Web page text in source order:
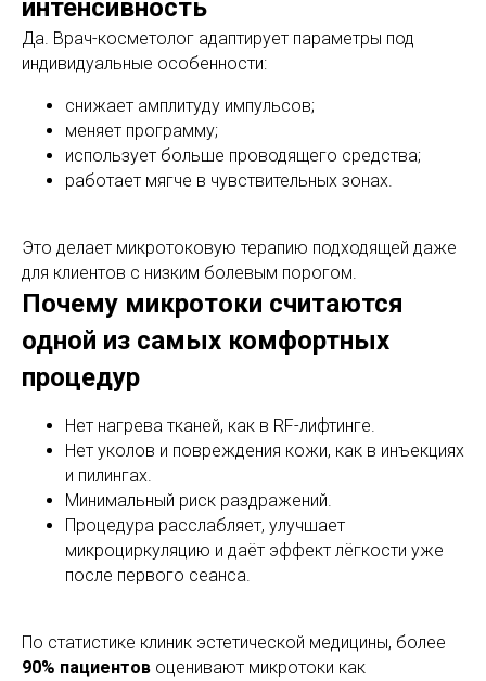
интенсивность
Да. Врач-косметолог адаптирует параметры под
индивидуальные особенности:
снижает амплитуду импульсов;
меняет программу;
использует больше проводящего средства;
работает мягче в чувствительных зонах.
Это делает микротоковую терапию подходящей даже
для клиентов с низким болевым порогом.
Почему микротоки считаются
одной из самых комфортных
процедур
Нет нагрева тканей, как в RF-лифтинге.
Нет уколов и повреждения кожи, как в инъекциях
и пилингах.
Минимальный риск раздражений.
Процедура расслабляет, улучшает
микроциркуляцию и даёт эффект лёгкости уже
после первого сеанса.
По статистике клиник эстетической медицины, более
90% пациентов оценивают микротоки как